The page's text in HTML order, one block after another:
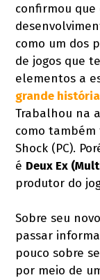
confirmou
como um dos
de jogos que
elementos a
grande
Trabalhou na
como
Shock (PC).
é Deux Ex
produtor do
Sobre seu
passar
pouco sobre
por meio de